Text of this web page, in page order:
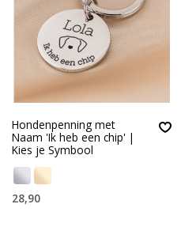
Hondenpenning met
Naam 'Ik heb een chip' |
Kies je Symbool
28,90